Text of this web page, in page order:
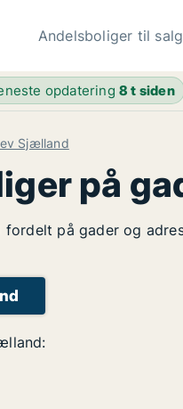
Andelsboliger til salg
opdatering8 t siden
Sjælland
på
på gader og